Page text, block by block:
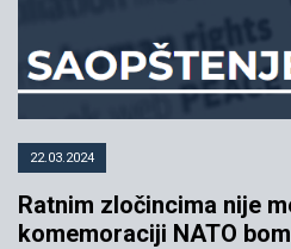
22.03.2024
Ratnim zločincima nije
komemoraciji NATO